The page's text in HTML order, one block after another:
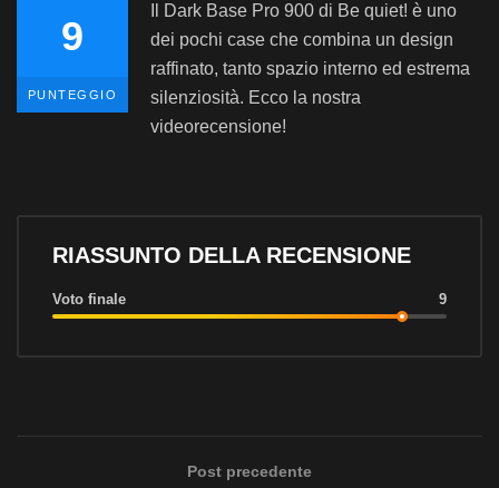
9
PUNTEGGIO
Il Dark Base Pro 900 di Be quiet! è uno
dei pochi case che combina un design
raffinato, tanto spazio interno ed estrema
silenziosità. Ecco la nostra
videorecensione!
RIASSUNTO DELLA RECENSIONE
Voto finale 9
Post precedente